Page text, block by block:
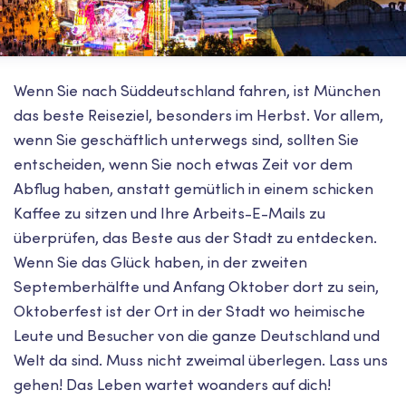
Wenn Sie nach Süddeutschland fahren, ist München
das beste Reiseziel, besonders im Herbst. Vor allem,
wenn Sie geschäftlich unterwegs sind, sollten Sie
entscheiden, wenn Sie noch etwas Zeit vor dem
Abflug haben, anstatt gemütlich in einem schicken
Kaffee zu sitzen und Ihre Arbeits-E-Mails zu
überprüfen, das Beste aus der Stadt zu entdecken.
Wenn Sie das Glück haben, in der zweiten
Septemberhälfte und Anfang Oktober dort zu sein,
Oktoberfest ist der Ort in der Stadt wo heimische
Leute und Besucher von die ganze Deutschland und
Welt da sind. Muss nicht zweimal überlegen. Lass uns
gehen! Das Leben wartet woanders auf dich!